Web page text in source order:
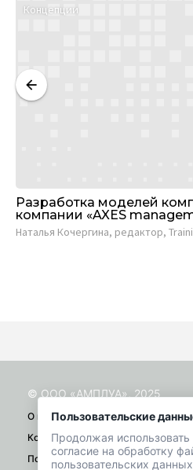
Концепции
Разработка моделей
компании «AXES
Наталья Кочергина, редактор,
Пользовательские
Продолжая
согласие на обработку
пользовательских
© ООО «АМПЛУА», 2025
О проекте
Контакты
Помощь